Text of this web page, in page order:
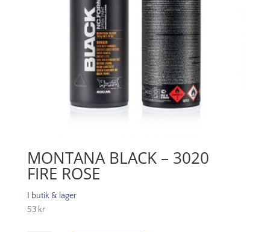
MONTANA BLACK – 3020
FIRE ROSE
I butik & lager
53 kr